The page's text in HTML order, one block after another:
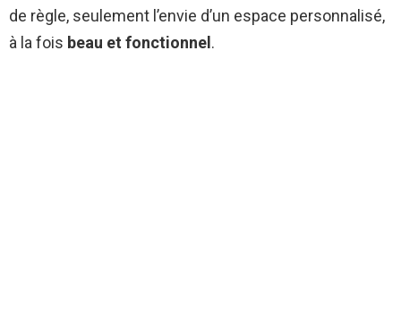
de règle, seulement l’envie d’un espace personnalisé,
à la fois beau et fonctionnel .